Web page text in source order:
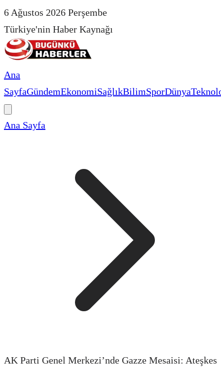
6 Ağustos 2026 Perşembe
Türkiye'nin Haber Kaynağı
Ana
SayfaGündemEkonomiSağlıkBilimSporDünya
Ana Sayfa
AK Parti Genel Merkezi’nde Gazze Mesaisi: Ateşkes